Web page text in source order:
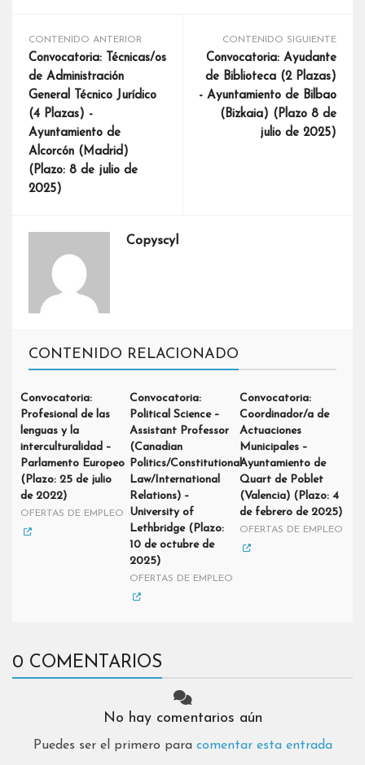
CONTENIDO ANTERIOR
Convocatoria: Técnicas/os
de Administración
General Técnico Jurídico
(4 Plazas) -
Ayuntamiento de
Alcorcón (Madrid)
(Plazo: 8 de julio de
2025)
CONTENIDO SIGUIENTE
Convocatoria: Ayudante
de Biblioteca (2 Plazas)
- Ayuntamiento de Bilbao
(Bizkaia) (Plazo 8 de
julio de 2025)
Copyscyl
CONTENIDO RELACIONADO
Convocatoria:
Profesional de las
lenguas y la
interculturalidad –
Parlamento Europeo
(Plazo: 25 de julio
de 2022)
OFERTAS DE EMPLEO
Convocatoria:
Political Science –
Assistant Professor
(Canadian
Politics/Constitutional
Law/International
Relations) –
University of
Lethbridge (Plazo:
10 de octubre de
2025)
OFERTAS DE EMPLEO
Convocatoria:
Coordinador/a de
Actuaciones
Municipales –
Ayuntamiento de
Quart de Poblet
(Valencia) (Plazo: 4
de febrero de 2025)
OFERTAS DE EMPLEO
0 COMENTARIOS
No hay comentarios aún
Puedes ser el primero para comentar esta entrada